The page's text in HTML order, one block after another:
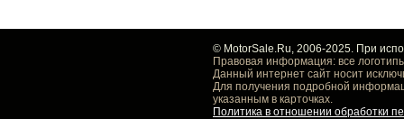
© MotorSale.Ru, 2006-2025. При
Правовая информация: все
Данный интернет сайт носит
Для получения подробной
указанным в карточках.
Политика в отношении обработки